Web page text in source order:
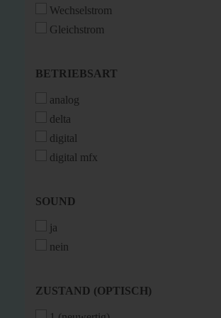
Wechselstrom
Gleichstrom
BETRIEBSART
BETRIEBSART
analog
delta
digital
digital mfx
SOUND
SOUND
ja
nein
ZUSTAND
ZUSTAND (OPTISCH)